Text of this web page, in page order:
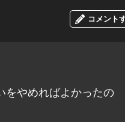
コメント
をやめればよかったの